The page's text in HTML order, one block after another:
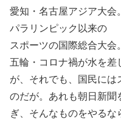
愛知・名古屋アジア大会
パラリンピック以来の
スポーツの国際総合大
五輪・コロナ禍が水を差
が、それでも、国民には
のだが。あれも朝日新聞
ぎ、そんなものをやるな